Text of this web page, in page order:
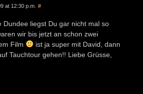
at 12:30 p.m. #
Dundee liegst Du gar nicht mal so
wir bis jetzt an schon zwei
Film
ist ja super mit David, dann
Tauchtour gehen!! Liebe Grüsse,